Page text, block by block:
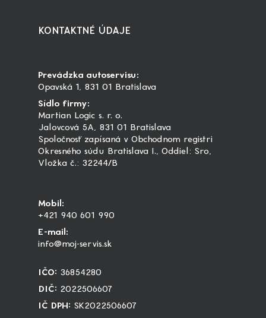
KONTAKTNÉ ÚDAJE
Prevádzka autoservisu:
Opavská 1, 831 01 Bratislava
Sídlo firmy:
Martian Logic s. r. o.
Jalovcová 5A, 831 01 Bratislava
Spoločnosť zapísaná v Obchodnom registri
Okresného súdu Bratislava I., Oddiel: Sro,
Vložka č.: 32244/B
Mobil:
+421 940 601 990
E-mail:
info@moj-servis.sk
IČO: 36854280
DIČ: 2022506607
IČ DPH: SK2022506607